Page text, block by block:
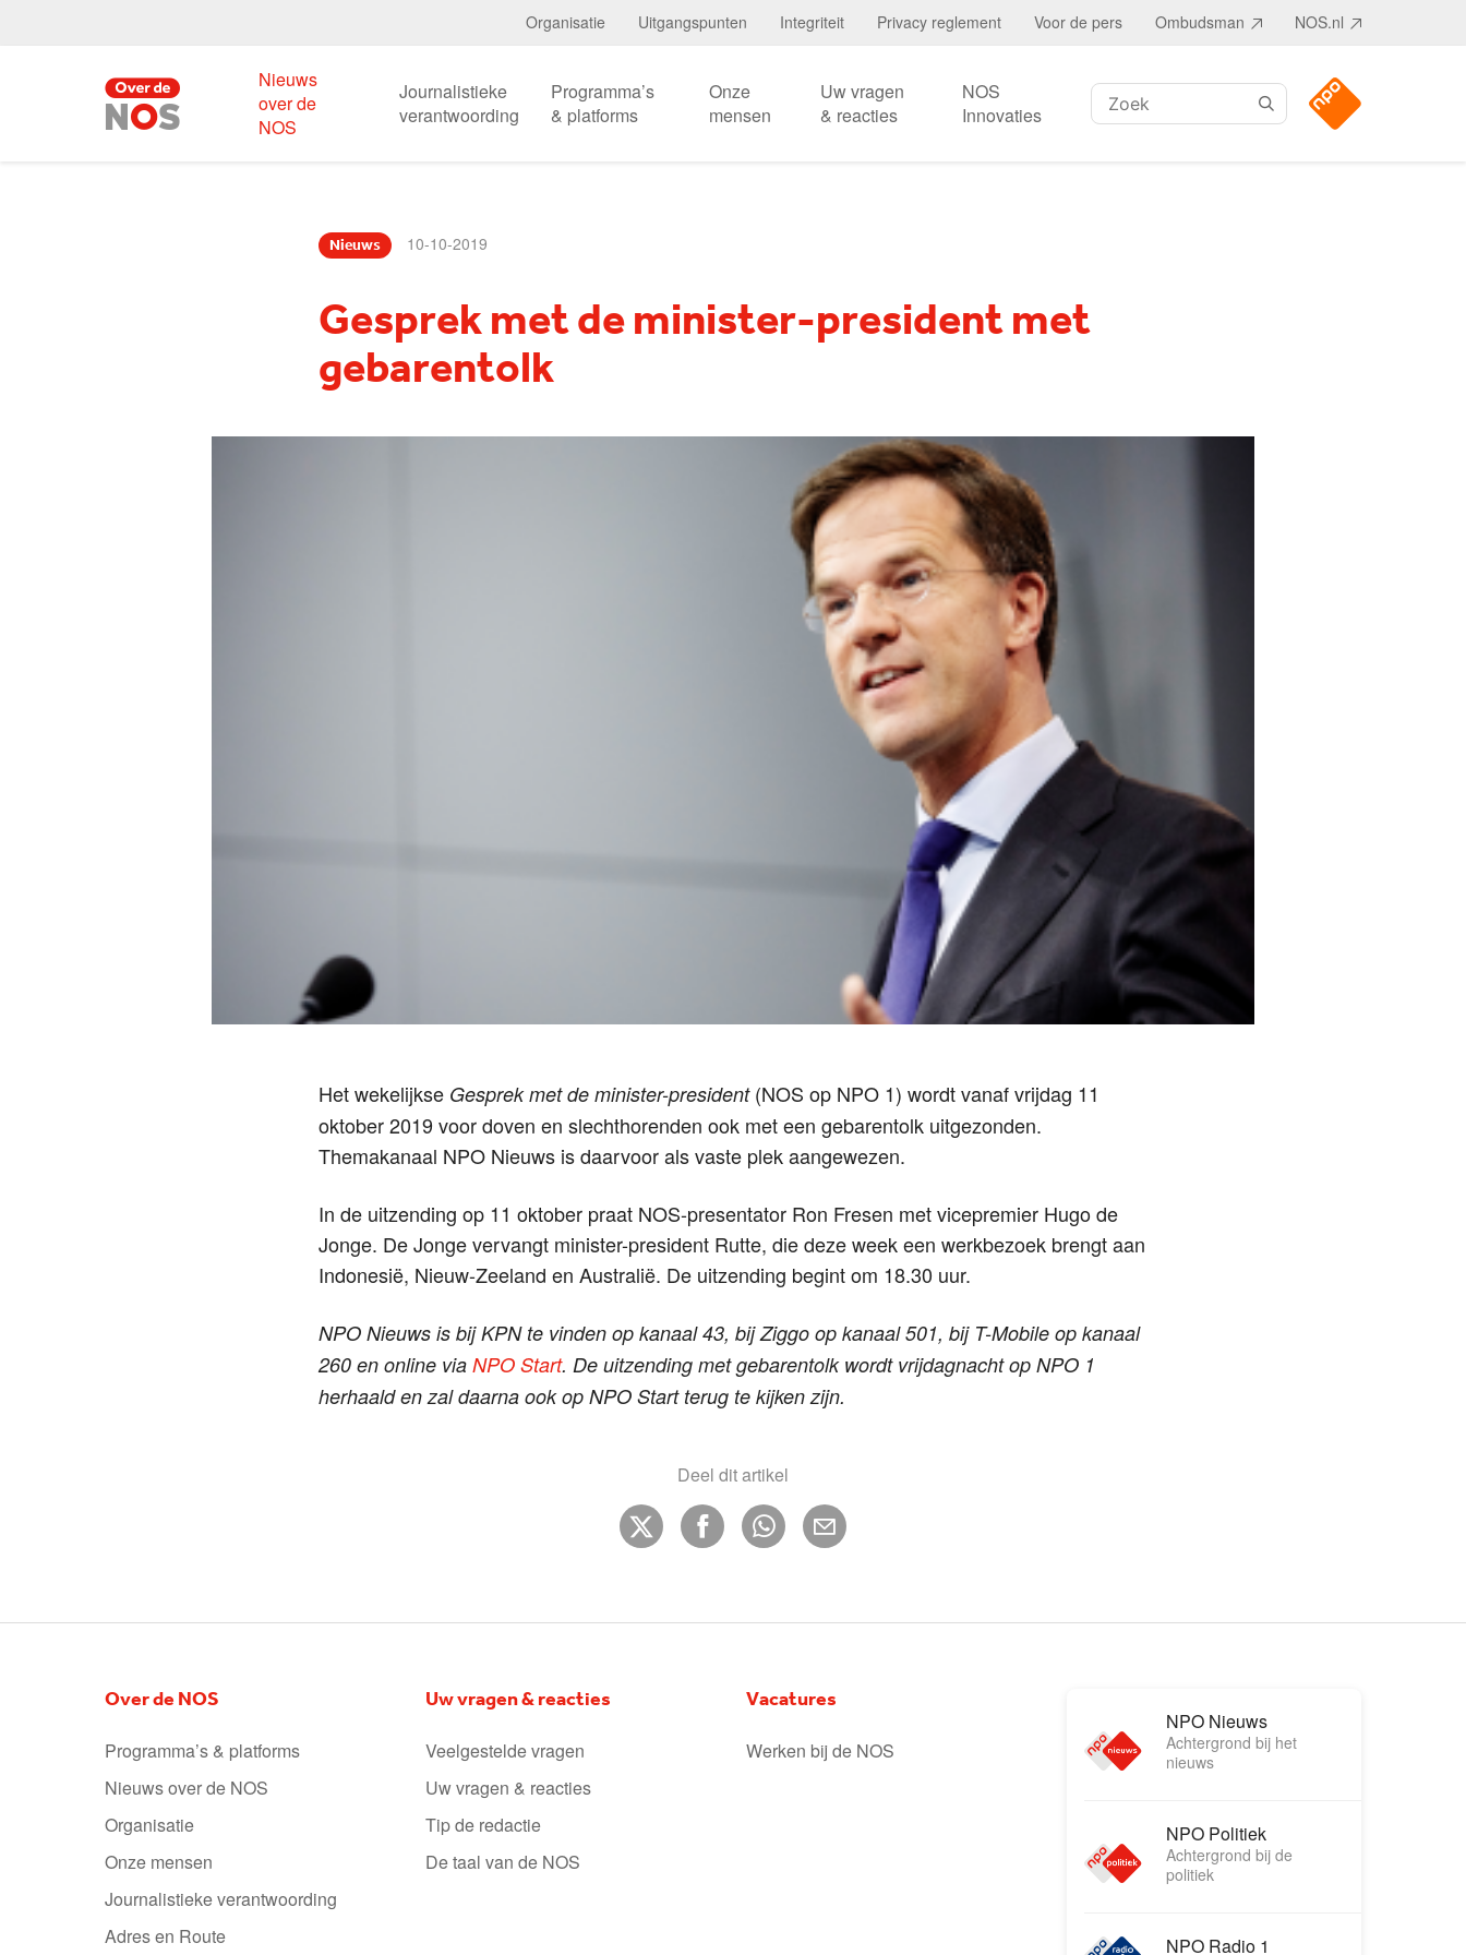
Organisatie Uitgangspunten Integriteit Privacy reglement Voor de pers Ombudsman NOS.nl
Nieuws
over de
NOS
Journalistieke
verantwoording
Programma’s
& platforms
Onze
mensen
Uw vragen
& reacties
NOS
Innovaties
Zoeken:
Nieuws 10-10-2019
Gesprek met de minister-president met
gebarentolk
Het wekelijkse Gesprek met de minister-president(NOS op NPO 1) wordt vanaf vrijdag 11
oktober 2019 voor doven en slechthorenden ook met een gebarentolk uitgezonden.
Themakanaal NPO Nieuws is daarvoor als vaste plek aangewezen.
In de uitzending op 11 oktober praat NOS-presentator Ron Fresen met vicepremier Hugo de
Jonge. De Jonge vervangt minister-president Rutte, die deze week een werkbezoek brengt aan
Indonesië, Nieuw-Zeeland en Australië. De uitzending begint om 18.30 uur.
NPO Nieuws is bij KPN te vinden op kanaal 43, bij Ziggo op kanaal 501, bij T-Mobile op kanaal
260 en online via NPO Start. De uitzending met gebarentolk wordt vrijdagnacht op NPO 1
herhaald en zal daarna ook op NPO Start terug te kijken zijn.
Deel dit artikel
Over de NOS
Programma’s & platforms
Nieuws over de NOS
Organisatie
Onze mensen
Journalistieke verantwoording
Adres en Route
Uw vragen & reacties
Veelgestelde vragen
Uw vragen & reacties
Tip de redactie
De taal van de NOS
Vacatures
Werken bij de NOS
NPO Nieuws
Achtergrond bij het
nieuws
NPO Politiek
Achtergrond bij de
politiek
NPO Radio 1